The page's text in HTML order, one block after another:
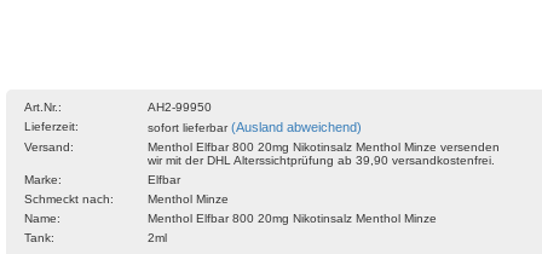
Art.Nr.:
AH2-99950
Lieferzeit:
sofort lieferbar(Ausland abweichend)
Versand:
Menthol Elfbar 800 20mg Nikotinsalz Menthol Minze versenden
wir mit der DHL Alterssichtprüfung ab 39,90 versandkostenfrei.
Marke:
Elfbar
Schmeckt nach:
Menthol Minze
Name:
Menthol Elfbar 800 20mg Nikotinsalz Menthol Minze
Tank:
2ml